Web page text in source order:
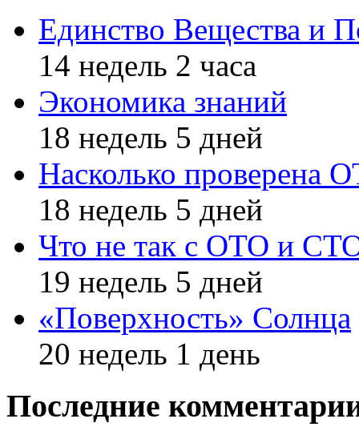
Единство Вещества и
14 недель 2 часа
Экономика знаний
18 недель 5 дней
Насколько проверена
18 недель 5 дней
Что не так с ОТО и
19 недель 5 дней
«Поверхность» Солнца
20 недель 1 день
Последние